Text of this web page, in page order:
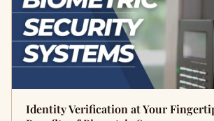
Identity Verification at Your